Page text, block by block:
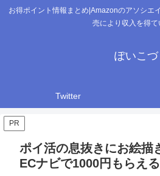
お得ポイント情報まとめ|Amazonのアソシエ
売により収入を得て
ぽいこづ
Twitter
PR
ポイ活の息抜きにお絵描
ECナビで1000円もらえる